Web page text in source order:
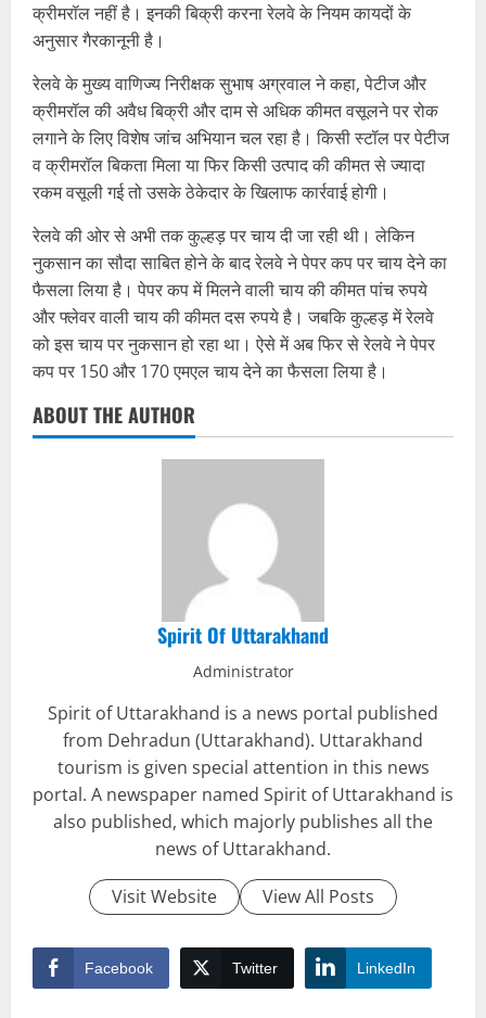
क्रीमरॉल नहीं है। इनकी बिक्री करना रेलवे के नियम कायदों के
अनुसार गैरकानूनी है।
रेलवे के मुख्य वाणिज्य निरीक्षक सुभाष अग्रवाल ने कहा, पेटीज और
क्रीमरॉल की अवैध बिक्री और दाम से अधिक कीमत वसूलने पर रोक
लगाने के लिए विशेष जांच अभियान चल रहा है। किसी स्टॉल पर पेटीज
व क्रीमरॉल बिकता मिला या फिर किसी उत्पाद की कीमत से ज्यादा
रकम वसूली गई तो उसके ठेकेदार के खिलाफ कार्रवाई होगी।
रेलवे की ओर से अभी तक कुल्हड़ पर चाय दी जा रही थी। लेकिन
नुकसान का सौदा साबित होने के बाद रेलवे ने पेपर कप पर चाय देने का
फैसला लिया है। पेपर कप में मिलने वाली चाय की कीमत पांच रुपये
और फ्लेवर वाली चाय की कीमत दस रुपये है। जबकि कुल्हड़ में रेलवे
को इस चाय पर नुकसान हो रहा था। ऐसे में अब फिर से रेलवे ने पेपर
कप पर 150 और 170 एमएल चाय देने का फैसला लिया है।
ABOUT THE AUTHOR
Spirit Of Uttarakhand
Administrator
Spirit of Uttarakhand is a news portal published
from Dehradun (Uttarakhand). Uttarakhand
tourism is given special attention in this news
portal. A newspaper named Spirit of Uttarakhand is
also published, which majorly publishes all the
news of Uttarakhand.
Visit Website
View All Posts
Facebook Twitter LinkedIn